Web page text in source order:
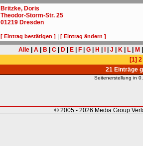
Britzke, Doris
Theodor-Storm-Str. 25
01219 Dresden
[ Eintrag bestätigen ] |[ Eintrag ändern ]
Alle A B C D E F G H J K L M
[1] 2
21 Einträge
Seitenerstellung in
© 2005 - 2026 Media Group